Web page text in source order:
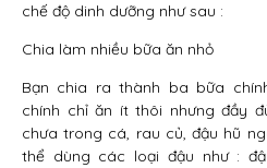
chế độ dinh dưỡng như sau :
Chia làm nhiều bữa ăn nhỏ
Bạn chia ra thành ba bữa
chính chỉ ăn ít thôi nhưng đầy
chưa trong cá, rau củ, đậu hũ
thể dùng các loại đậu như :